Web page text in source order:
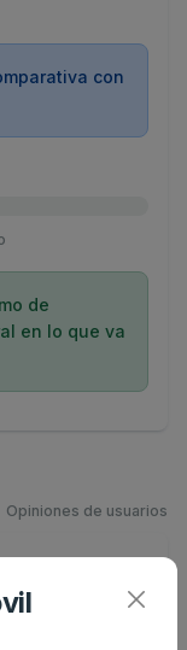
con
de
en lo que va
Opiniones de usuarios